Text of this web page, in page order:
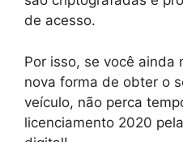
de acesso.
Por isso, se você ainda
nova forma de obter o
veículo, não perca
licenciamento 2020 pela